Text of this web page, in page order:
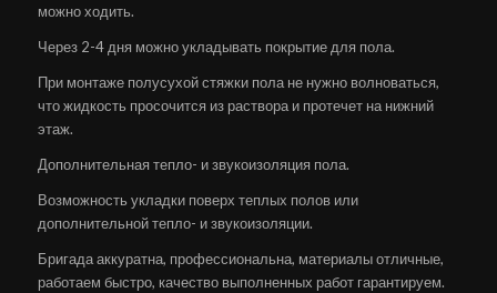
можно ходить.
Через 2-4 дня можно укладывать покрытие для пола.
При монтаже полусухой стяжки пола не нужно волноваться,
что жидкость просочится из раствора и протечет на нижний
этаж.
Дополнительная тепло- и звукоизоляция пола.
Возможность укладки поверх теплых полов или
дополнительной тепло- и звукоизоляции.
Бригада аккуратна, профессиональна, материалы отличные,
работаем быстро, качество выполненных работ гарантируем.